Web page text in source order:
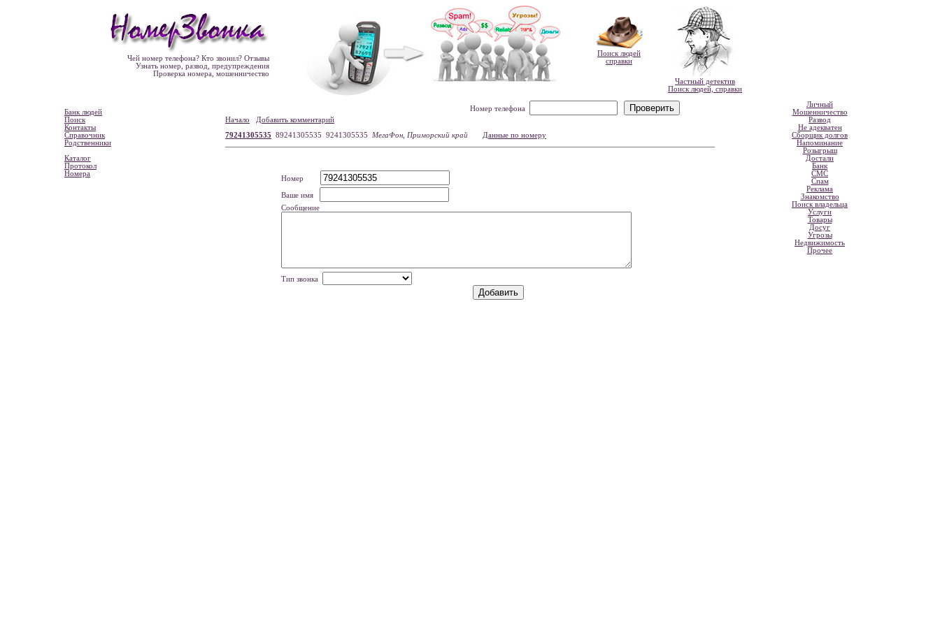
Чей номер телефона? Кто звонил? Отзывы
Узнать номер, развод, предупреждения
Проверка номера, мошенничество
Поиск людей
справки
Частный детектив
Поиск людей, справки
Банк людей
Поиск
Контакты
Справочник
Родственники
Каталог
Протокол
Номера
Номер телефона
Начало
Добавить комментарий
79241305535 89241305535 9241305535 МегаФон, Приморский край Данные по номеру
Номер
Ваше имя
Сообщение
Тип звонка
Личный
Мошенничество
Развод
Не адекватен
Сборщик долгов
Напоминание
Розыгрыш
Достали
Банк
СМС
Спам
Реклама
Знакомство
Поиск владельца
Услуги
Товары
Досуг
Угрозы
Недвижимость
Прочее